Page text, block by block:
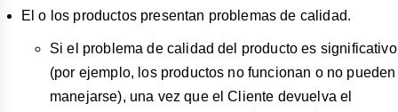
El o los productos presentan problemas de calidad.
Si el problema de calidad del producto es significativo
(por ejemplo, los productos no funcionan o no pueden
manejarse), una vez que el Cliente devuelva el